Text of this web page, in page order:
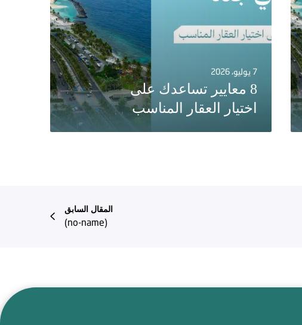
7 يوليو، 2026
8 معايير تساعدك على
اختيار العقار المناسب
المقال السابق
(no-name)